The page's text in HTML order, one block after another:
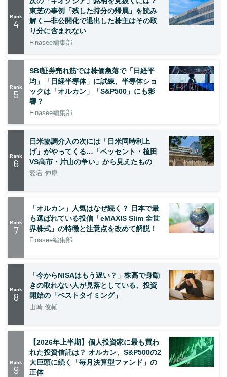
Rank
4
東芝の事例「残した持分の帰属」を読み
解く—非公開化で退出した株主はその取
り分に含まれない
Finasee編集部
Rank
5
SBI証券売れ筋では株価急落で「日経平
均」「日経半導体」に試練、半導体ショ
ックは「オルカン」「S&P500」にも影
響？
Finasee編集部
Rank
6
日米協調介入の次には「日米同時利上
げ」がやってくる…「ベッセント・植田
VS高市・片山の争い」から見えたもの
愛宕 伸康
Rank
7
「オルカン」人気はなぜ続く？ 日本で最
も選ばれている投信「eMAXIS Slim 全世
界株式」の特徴と注意点を改めて解説！
Finasee編集部
Rank
8
「今からNISAはもう遅い？」株高で身動
きの取れない人が見落としている、投資
開始の「ベストタイミング」
山崎 俊輔
Rank
9
【2026年上半期】個人投資家に最も買わ
れた投資信託は？ オルカン、S&P500の2
大巨頭に続く「毎月決算型ファンド」の
正体